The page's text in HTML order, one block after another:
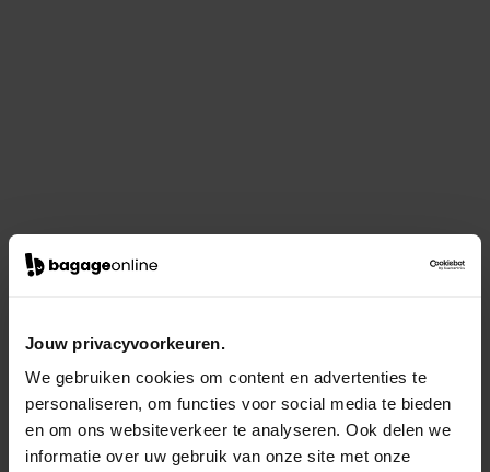
Jouw privacyvoorkeuren.
We gebruiken cookies om content en advertenties te
personaliseren, om functies voor social media te bieden
en om ons websiteverkeer te analyseren. Ook delen we
informatie over uw gebruik van onze site met onze